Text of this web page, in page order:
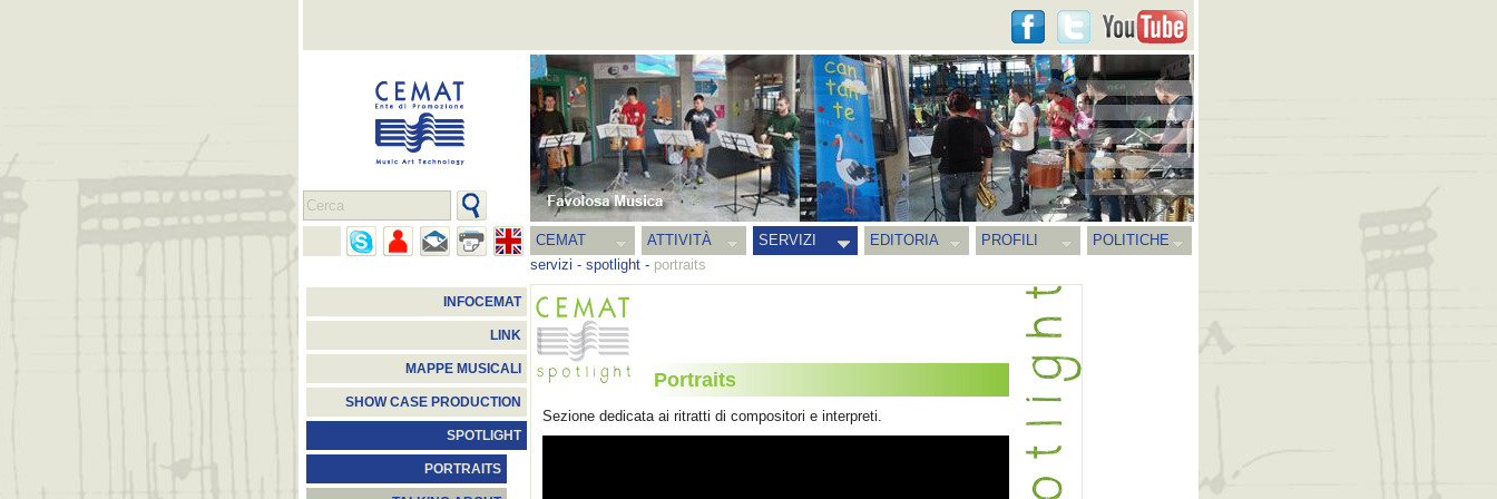
CEMAT ATTIVITÀ SERVIZI EDITORIA PROFILI
POLITICHE
servizi - spotlight - portraits
INFOCEMAT
LINK
MAPPE MUSICALI
SHOW CASE PRODUCTION
SPOTLIGHT
PORTRAITS
Portraits
Sezione dedicata ai ritratti di compositori e interpreti.